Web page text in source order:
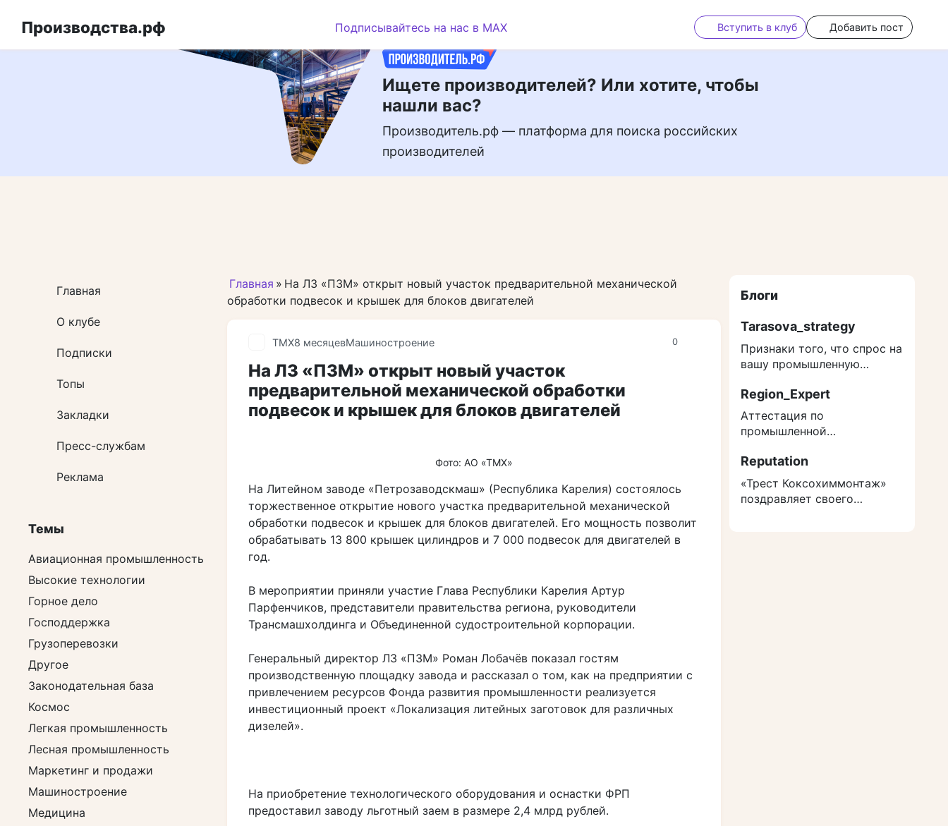
Ищете производителей? Или хотите, чтобы
нашли вас?
Производитель.рф — платформа для поиска российских
производителей
Производства.рф Подписывайтесь на нас в MAX Вступить в клуб Добавить пост
Главная » На ЛЗ «ПЗМ» открыт новый участок предварительной механической
обработки подвесок и крышек для блоков двигателей
0
ТМХ8 месяцевМашиностроение
На ЛЗ «ПЗМ» открыт новый участок
предварительной механической обработки
подвесок и крышек для блоков двигателей
Фото: АО «ТМХ»
На Литейном заводе «Петрозаводскмаш» (Республика Карелия) состоялось
торжественное открытие нового участка предварительной механической
обработки подвесок и крышек для блоков двигателей. Его мощность позволит
обрабатывать 13 800 крышек цилиндров и 7 000 подвесок для двигателей в
год.
В мероприятии приняли участие Глава Республики Карелия Артур
Парфенчиков, представители правительства региона, руководители
Трансмашхолдинга и Объединенной судостроительной корпорации.
Генеральный директор ЛЗ «ПЗМ» Роман Лобачёв показал гостям
производственную площадку завода и рассказал о том, как на предприятии с
привлечением ресурсов Фонда развития промышленности реализуется
инвестиционный проект «Локализация литейных заготовок для различных
дизелей».
На приобретение технологического оборудования и оснастки ФРП
предоставил заводу льготный заем в размере 2,4 млрд рублей.
Главная
О клубе
Подписки
Топы
Закладки
Пресс-службам
Реклама
Темы
Авиационная промышленность
Высокие технологии
Горное дело
Господдержка
Грузоперевозки
Другое
Законодательная база
Космос
Легкая промышленность
Лесная промышленность
Маркетинг и продажи
Машиностроение
Медицина
Блоги
Tarasova_strategy
Признаки того, что спрос на
вашу промышленную
снижается
Region_Expert
Аттестация по
промышленной
нельзя допускать к ОПО без
экзамена
Reputation
«Трест Коксохиммонтаж»
поздравляет своего